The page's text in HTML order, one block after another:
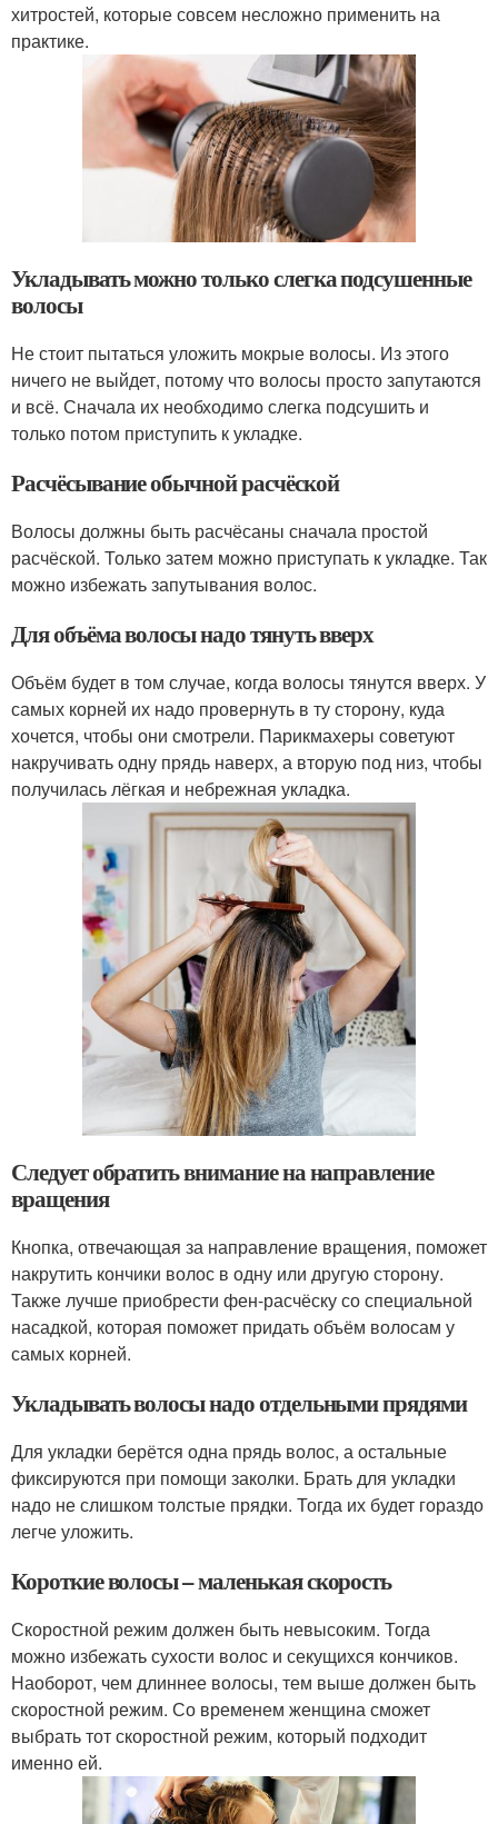
хитростей, которые совсем несложно применить на
практике.
Укладывать можно только слегка подсушенные
волосы
Не стоит пытаться уложить мокрые волосы. Из этого
ничего не выйдет, потому что волосы просто запутаются
и всё. Сначала их необходимо слегка подсушить и
только потом приступить к укладке.
Расчёсывание обычной расчёской
Волосы должны быть расчёсаны сначала простой
расчёской. Только затем можно приступать к укладке. Так
можно избежать запутывания волос.
Для объёма волосы надо тянуть вверх
Объём будет в том случае, когда волосы тянутся вверх. У
самых корней их надо провернуть в ту сторону, куда
хочется, чтобы они смотрели. Парикмахеры советуют
накручивать одну прядь наверх, а вторую под низ, чтобы
получилась лёгкая и небрежная укладка.
Следует обратить внимание на направление
вращения
Кнопка, отвечающая за направление вращения, поможет
накрутить кончики волос в одну или другую сторону.
Также лучше приобрести фен-расчёску со специальной
насадкой, которая поможет придать объём волосам у
самых корней.
Укладывать волосы надо отдельными прядями
Для укладки берётся одна прядь волос, а остальные
фиксируются при помощи заколки. Брать для укладки
надо не слишком толстые прядки. Тогда их будет гораздо
легче уложить.
Короткие волосы – маленькая скорость
Скоростной режим должен быть невысоким. Тогда
можно избежать сухости волос и секущихся кончиков.
Наоборот, чем длиннее волосы, тем выше должен быть
скоростной режим. Со временем женщина сможет
выбрать тот скоростной режим, который подходит
именно ей.